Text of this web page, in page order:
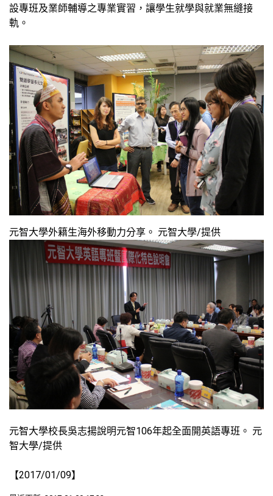
設專班及業師輔導之專業實習，讓學生就學與就業無縫接
軌。
元智大學外籍生海外移動力分享。 元智大學/提供
元智大學校長吳志揚說明元智106年起全面開英語專班。 元
智大學/提供
【2017/01/09】